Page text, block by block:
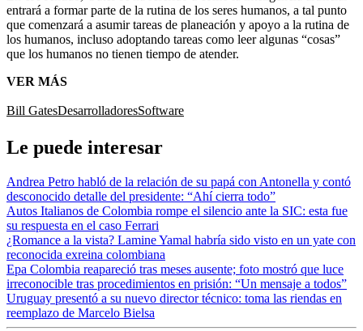
entrará a formar parte de la rutina de los seres humanos, a tal punto
que comenzará a asumir tareas de planeación y apoyo a la rutina de
los humanos, incluso adoptando tareas como leer algunas “cosas”
que los humanos no tienen tiempo de atender.
VER MÁS
Bill GatesDesarrolladoresSoftware
Le puede interesar
Andrea Petro habló de la relación de su papá con Antonella y contó
desconocido detalle del presidente: “Ahí cierra todo”
Autos Italianos de Colombia rompe el silencio ante la SIC: esta fue
su respuesta en el caso Ferrari
¿Romance a la vista? Lamine Yamal habría sido visto en un yate con
reconocida exreina colombiana
Epa Colombia reapareció tras meses ausente; foto mostró que luce
irreconocible tras procedimientos en prisión: “Un mensaje a todos”
Uruguay presentó a su nuevo director técnico: toma las riendas en
reemplazo de Marcelo Bielsa